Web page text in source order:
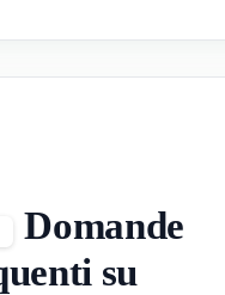
Domande
su